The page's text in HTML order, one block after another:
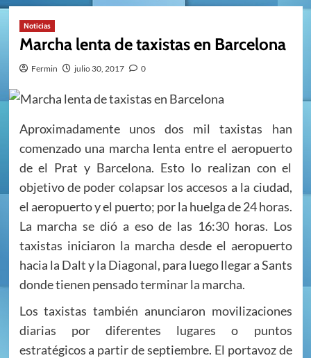
Noticias
Marcha lenta de taxistas en Barcelona
Fermin julio 30, 2017 0
Aproximadamente unos dos mil taxistas han
comenzado una marcha lenta entre el aeropuerto
de el Prat y Barcelona. Esto lo realizan con el
objetivo de poder colapsar los accesos a la ciudad,
el aeropuerto y el puerto; por la huelga de 24 horas.
La marcha se dió a eso de las 16:30 horas. Los
taxistas iniciaron la marcha desde el aeropuerto
hacia la Dalt y la Diagonal, para luego llegar a Sants
donde tienen pensado terminar la marcha.
Los taxistas también anunciaron movilizaciones
diarias por diferentes lugares o puntos
estratégicos a partir de septiembre. El portavoz de